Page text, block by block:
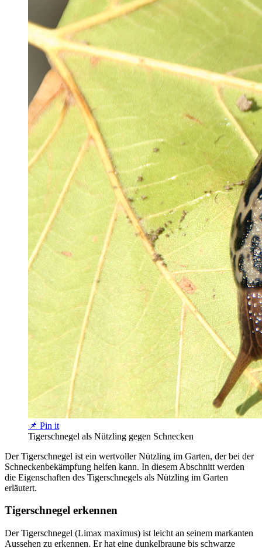
📌 Pin it
Tigerschnegel als Nützling gegen Schnecken
Der Tigerschnegel ist ein wertvoller Nützling im Garten, der bei der
Schneckenbekämpfung helfen kann. In diesem Abschnitt werden
die Eigenschaften des Tigerschnegels als Nützling im Garten
erläutert.
Tigerschnegel erkennen
Der Tigerschnegel (Limax maximus) ist leicht an seinem markanten
Aussehen zu erkennen. Er hat eine dunkelbraune bis schwarze